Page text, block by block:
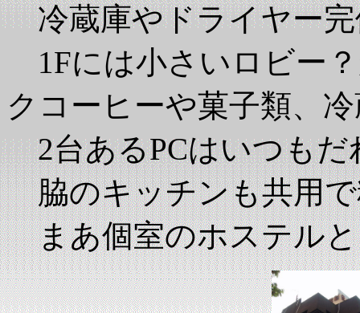
冷蔵庫やドライヤー完
1Fには小さいロビー
クコーヒーや菓子類、
2台あるPCはいつもだ
脇のキッチンも共用で
まあ個室のホステルと